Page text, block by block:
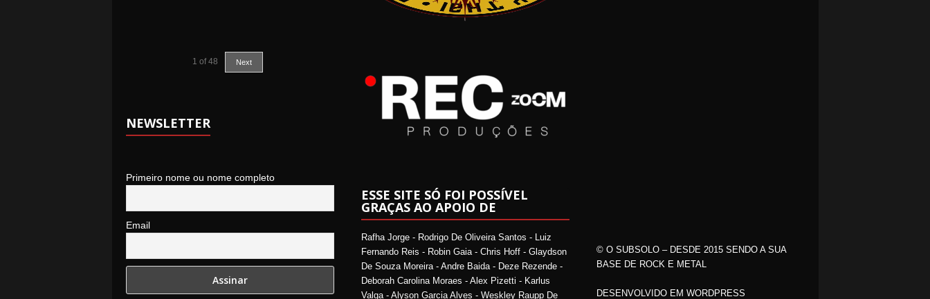
1 of 48 Next
NEWSLETTER
Primeiro nome ou nome completo
Email
ESSE SITE SÓ FOI POSSÍVEL
GRAÇAS AO APOIO DE
Rafha Jorge - Rodrigo De Oliveira Santos - Luiz
Fernando Reis - Robin Gaia - Chris Hoff - Glaydson
De Souza Moreira - Andre Baida - Deze Rezende -
Deborah Carolina Moraes - Alex Pizetti - Karlus
Valga - Alyson Garcia Alves - Weskley Raupp De
© O SUBSOLO – DESDE 2015 SENDO A SUA
BASE DE ROCK E METAL
DESENVOLVIDO EM WORDPRESS